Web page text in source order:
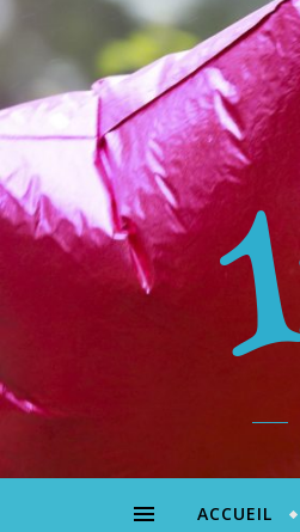
ACCUEIL